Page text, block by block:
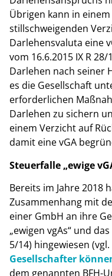
Übrigen kann in
stillschweigenden
Darlehensvaluta eine
vom 16.6.2015 IX R
Darlehen nach seiner
es die Gesellschaft
erforderlichen
Darlehen zu sichern
einem Verzicht auf
damit eine vGA
Steuerfalle „ewige
Bereits im Jahre 2018
Zusammenhang mit
einer GmbH an ihre
„ewigen vgAs“ und
5/14) hingewiesen (vgl.
Gesellschafter
dem genannten BFH-